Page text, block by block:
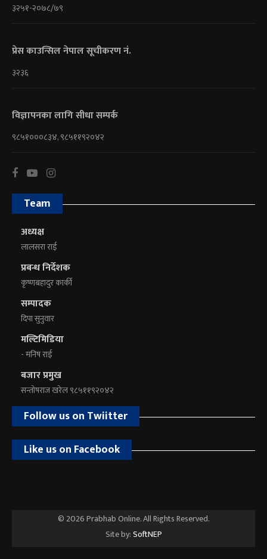
३२५१-२०७८/७९
प्रेस काउन्सिल नेपाल सूचीकरण नं.
३२३६
विज्ञापनका लागि सीधा सम्पर्क
९८५१०००८३४, ९८५११९२०४२
Team
अध्यक्ष
लालसरा राई
प्रबन्ध निर्देशक
कृष्णबहादुर कार्की
सम्पादक
दिपा सुनुवार
मल्टिमिडिया
- मनिष राई
बजार प्रमुख
सन्तोषराज खरेल ९८५११९२०४२
Follow us on Twiitter
Like us on Facebook
© 2026 Prabhab Online. All Rights Reserved.
Site by:SoftNEP